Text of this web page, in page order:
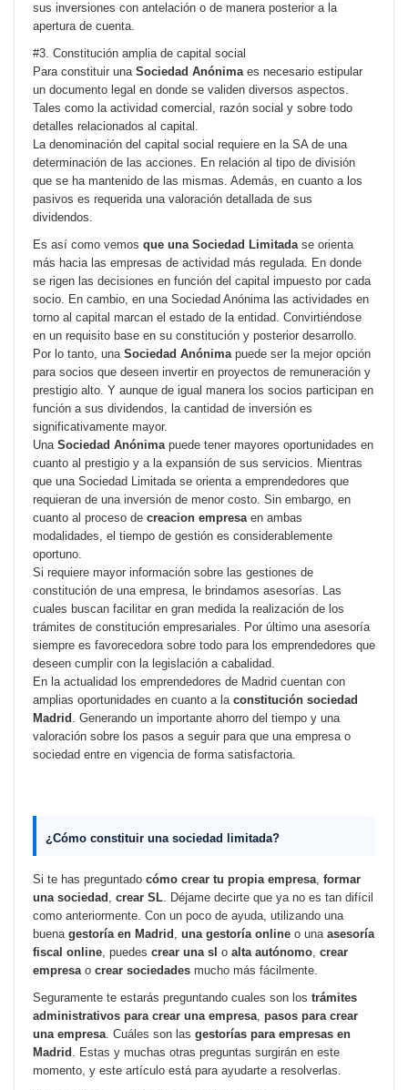
sus inversiones con antelación o de manera posterior a la
apertura de cuenta.
#3. Constitución amplia de capital social
Para constituir una Sociedad Anónimaes necesario estipular
un documento legal en donde se validen diversos aspectos.
Tales como la actividad comercial, razón social y sobre todo
detalles relacionados al capital.
La denominación del capital social requiere en la SA de una
determinación de las acciones. En relación al tipo de división
que se ha mantenido de las mismas. Además, en cuanto a los
pasivos es requerida una valoración detallada de sus
dividendos.
Es así como vemos que una Sociedad Limitadase orienta
más hacia las empresas de actividad más regulada. En donde
se rigen las decisiones en función del capital impuesto por cada
socio. En cambio, en una Sociedad Anónima las actividades en
torno al capital marcan el estado de la entidad. Convirtiéndose
en un requisito base en su constitución y posterior desarrollo.
Por lo tanto, una Sociedad Anónimapuede ser la mejor opción
para socios que deseen invertir en proyectos de remuneración y
prestigio alto. Y aunque de igual manera los socios participan en
función a sus dividendos, la cantidad de inversión es
significativamente mayor.
Una Sociedad Anónimapuede tener mayores oportunidades en
cuanto al prestigio y a la expansión de sus servicios. Mientras
que una Sociedad Limitada se orienta a emprendedores que
requieran de una inversión de menor costo. Sin embargo, en
cuanto al proceso de creacion empresaen ambas
modalidades, el tiempo de gestión es considerablemente
oportuno.
Si requiere mayor información sobre las gestiones de
constitución de una empresa, le brindamos asesorías. Las
cuales buscan facilitar en gran medida la realización de los
trámites de constitución empresariales. Por último una asesoría
siempre es favorecedora sobre todo para los emprendedores que
deseen cumplir con la legislación a cabalidad.
En la actualidad los emprendedores de Madrid cuentan con
amplias oportunidades en cuanto a la constitución sociedad
Madrid . Generando un importante ahorro del tiempo y una
valoración sobre los pasos a seguir para que una empresa o
sociedad entre en vigencia de forma satisfactoria.
¿Cómo constituir una sociedad limitada?
Si te has preguntado cómo crear tu propia empresa, formar
una sociedad , crear SL. Déjame decirte que ya no es tan difícil
como anteriormente. Con un poco de ayuda, utilizando una
buena gestoría en Madrid , una gestoría online o una asesoría
fiscal online, puedes crear una sl o alta autónomo, crear
empresao crear sociedades mucho más fácilmente.
Seguramente te estarás preguntando cuales son los trámites
administrativos para crear una empresa, pasos para crear
una empresa. Cuáles son las gestorías para empresas en
Madrid . Estas y muchas otras preguntas surgirán en este
momento, y este artículo está para ayudarte a resolverlas.